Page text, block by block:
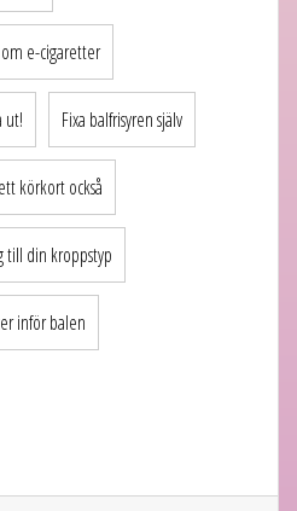
e-cigaretter
ut! Fixa balfrisyren själv
körkort också
till din kroppstyp
inför balen